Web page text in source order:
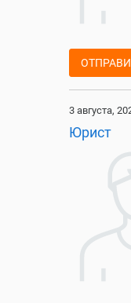
3 августа,
Юрист